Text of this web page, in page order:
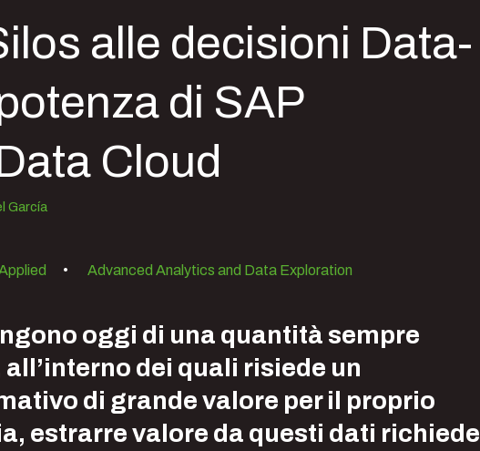
alle decisioni Data-
di SAP
Cloud
García
• Advanced Analytics and Data Exploration
oggi di una quantità sempre
dei quali risiede un
di grande valore per il proprio
estrarre valore da questi dati richiede